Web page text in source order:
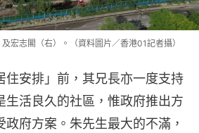
宏志閣（右）。（資料圖片／香港01記者攝）
住安排」前，其兄長亦一度支持
生活良久的社區，惟政府推出方
府方案。朱先生最大的不滿，